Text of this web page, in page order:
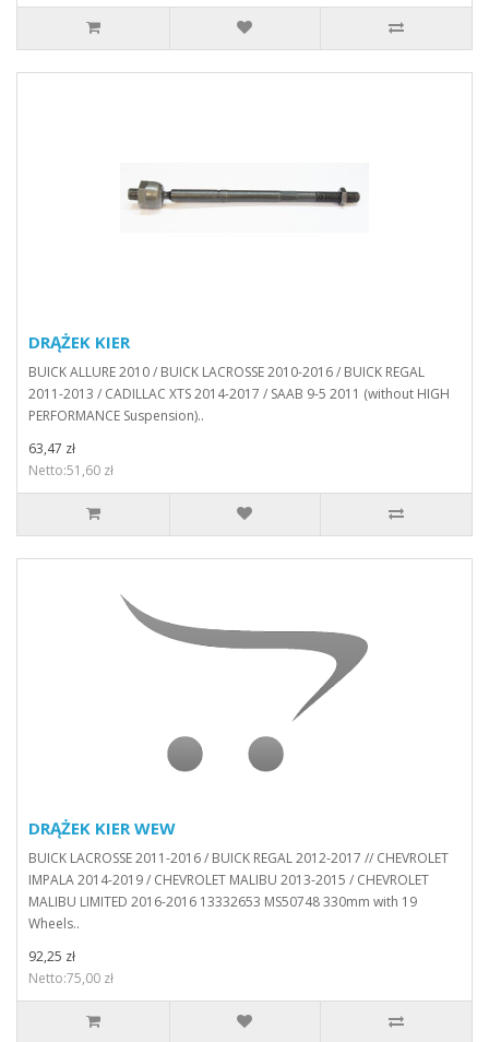
DRĄŻEK KIER
BUICK ALLURE 2010 / BUICK LACROSSE 2010-2016 / BUICK REGAL
2011-2013 / CADILLAC XTS 2014-2017 / SAAB 9-5 2011 (without HIGH
PERFORMANCE Suspension)..
63,47 zł
Netto:51,60 zł
DRĄŻEK KIER WEW
BUICK LACROSSE 2011-2016 / BUICK REGAL 2012-2017 // CHEVROLET
IMPALA 2014-2019 / CHEVROLET MALIBU 2013-2015 / CHEVROLET
MALIBU LIMITED 2016-2016 13332653 MS50748 330mm with 19
Wheels..
92,25 zł
Netto:75,00 zł